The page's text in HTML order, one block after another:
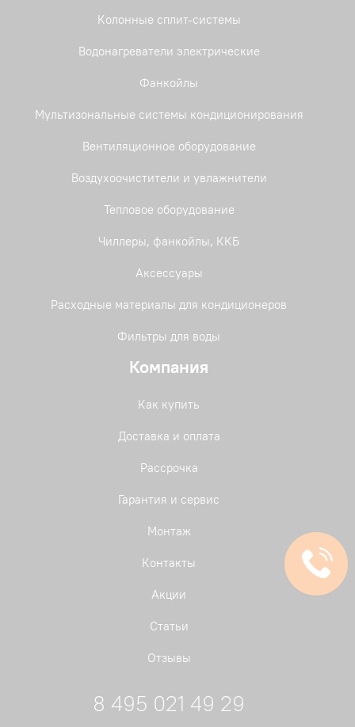
Колонные сплит-системы
Водонагреватели электрические
Фанкойлы
Мультизональные системы кондиционирования
Вентиляционное оборудование
Воздухоочистители и увлажнители
Тепловое оборудование
Чиллеры, фанкойлы, ККБ
Аксессуары
Расходные материалы для кондиционеров
Фильтры для воды
Компания
Как купить
Доставка и оплата
Рассрочка
Гарантия и сервис
Монтаж
Контакты
Акции
Статьи
Отзывы
8 495 021 49 29